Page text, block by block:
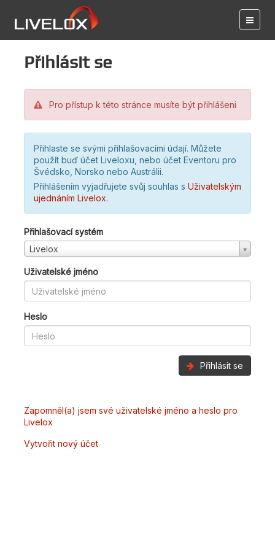
Přihlásit se
Pro přístup k této stránce musíte být přihlášeni
Přihlaste se svými přihlašovacími údají. Můžete
použít buď účet Liveloxu, nebo účet Eventoru pro
Švédsko, Norsko nebo Austrálii.
Přihlášením vyjadřujete svůj souhlas s Uživatelským
ujednáním Livelox.
Přihlašovací systém
Livelox
Uživatelské jméno
Heslo
Přihlásit se
Zapomněl(a) jsem své uživatelské jméno a heslo pro
Livelox
Vytvořit nový účet